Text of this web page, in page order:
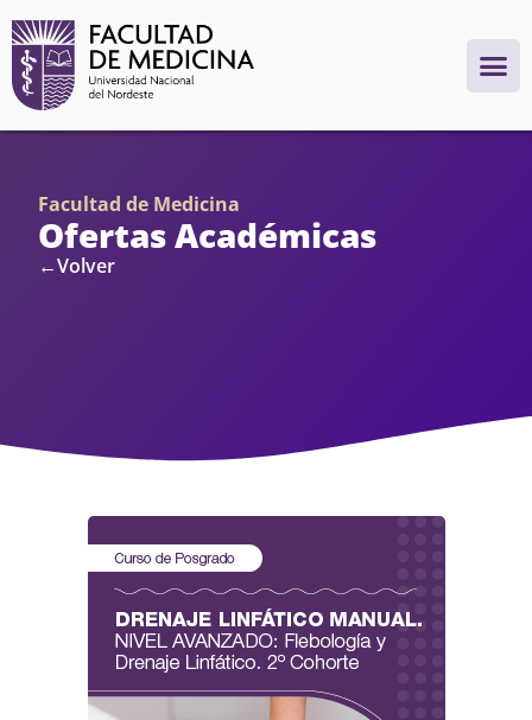
Facultad de Medicina
Ofertas Académicas
←Volver